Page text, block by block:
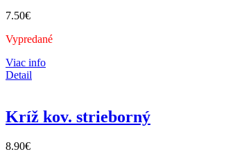
7.50€
Vypredané
Viac info
Detail
Kríž kov. strieborný
8.90€